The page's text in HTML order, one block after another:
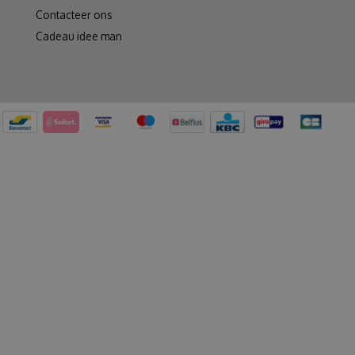
Contacteer ons
Cadeau idee man